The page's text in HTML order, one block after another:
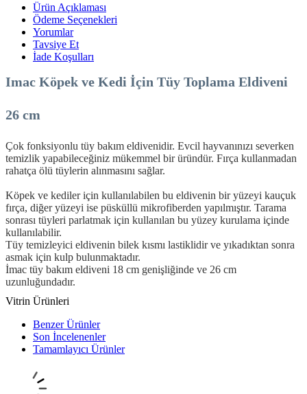
Ürün Açıklaması
Ödeme Seçenekleri
Yorumlar
Tavsiye Et
İade Koşulları
Imac Köpek ve Kedi İçin Tüy Toplama Eldiveni
26 cm
Çok fonksiyonlu tüy bakım eldivenidir. Evcil hayvanınızı severken
temizlik yapabileceğiniz mükemmel bir üründür. Fırça kullanmadan
rahatça ölü tüylerin alınmasını sağlar.
Köpek ve kediler için kullanılabilen bu eldivenin bir yüzeyi kauçuk
fırça, diğer yüzeyi ise püsküllü mikrofiberden yapılmıştır. Tarama
sonrası tüyleri parlatmak için kullanılan bu yüzey kurulama içinde
kullanılabilir.
Tüy temizleyici eldivenin bilek kısmı lastiklidir ve yıkadıktan sonra
asmak için kulp bulunmaktadır.
İmac tüy bakım eldiveni 18 cm genişliğinde ve 26 cm
uzunluğundadır.
Vitrin Ürünleri
Benzer Ürünler
Son İncelenenler
Tamamlayıcı Ürünler